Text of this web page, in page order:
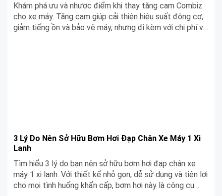
Khám phá ưu và nhược điểm khi thay tăng cam Combiz
cho xe máy. Tăng cam giúp cải thiện hiệu suất động cơ,
giảm tiếng ồn và bảo vệ máy, nhưng đi kèm với chi phí và
3 Lý Do Nên Sở Hữu Bơm Hơi Đạp Chân Xe Máy 1 Xi
Lanh
Tìm hiểu 3 lý do bạn nên sở hữu bơm hơi đạp chân xe
máy 1 xi lanh. Với thiết kế nhỏ gọn, dễ sử dụng và tiện lợi
cho mọi tình huống khẩn cấp, bơm hơi này là công cụ